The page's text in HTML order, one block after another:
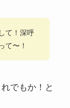
て！深呼
て〜！
でもか！と